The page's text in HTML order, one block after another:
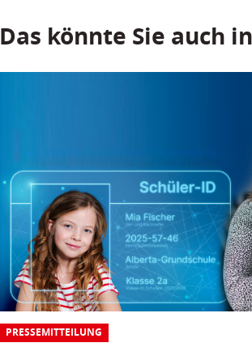
Das könnte Sie auch
PRESSEMITTEILUNG